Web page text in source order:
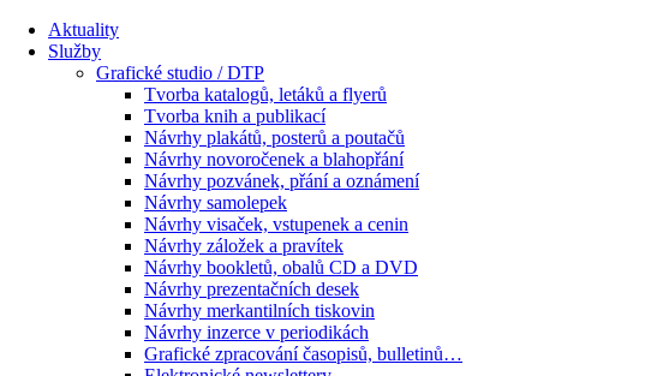
Aktuality
Služby
Grafické studio / DTP
Tvorba katalogů, letáků a flyerů
Tvorba knih a publikací
Návrhy plakátů, posterů a poutačů
Návrhy novoročenek a blahopřání
Návrhy pozvánek, přání a oznámení
Návrhy samolepek
Návrhy visaček, vstupenek a cenin
Návrhy záložek a pravítek
Návrhy bookletů, obalů CD a DVD
Návrhy prezentačních desek
Návrhy merkantilních tiskovin
Návrhy inzerce v periodikách
Grafické zpracování časopisů, bulletinů…